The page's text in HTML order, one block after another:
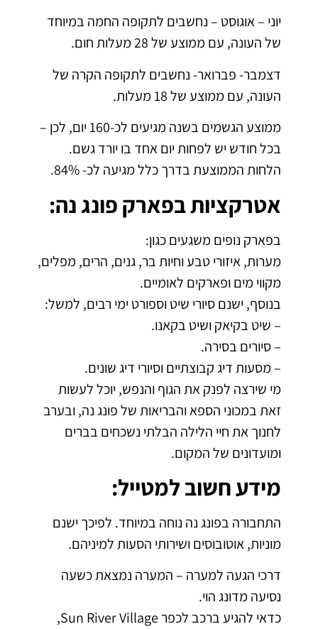
יוני – אוגוסט – נחשבים לתקופה החמה במיוחד
של העונה, עם ממוצע של 28 מעלות חום.
דצמבר- פברואר- נחשבים לתקופה הקרה של
העונה, עם ממוצע של 18 מעלות.
ממוצע הגשמים בשנה מגיעים לכ-160 יום, לכן –
בכל חודש יש לפחות יום אחד בו יורד גשם.
הלחות הממוצעת בדרך כלל מגיעה לכ- 84%.
אטרקציות בפארק פונג נה:
בפארק נופים משגעים כגון:
מערות, איזורי טבע וחיות בר, גנים, הרים, מפלים,
מקווי מים ופארקים לאומיים.
בנוסף, ישנם סיורי שיט וספורט ימי רבים, למשל:
– שיט בקיאק ושיט בקאנו.
– סיורים בסירה.
– מסעות דיג קבוצתיים וסיורי דיג שונים.
מי שירצה לפנק את הגוף והנפש, יוכל לעשות
זאת במכוני הספא והבריאות של פונג נה, ובערב
לחנוך את חיי הלילה הבלתי נשכחים בברים
ומועדונים של המקום.
מידע חשוב למטייל:
התחבורה בפונג נה נוחה במיוחד. לפיכך ישנם
מוניות, אוטובוסים ושירותי הסעות למיניהם.
דרכי הגעה למערה – המערה נמצאת כשעה
נסיעה מדונג הוי.
כדאי להגיע ברכב לכפר Sun River Village,